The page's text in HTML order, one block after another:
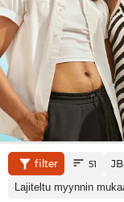
filter 51 JB